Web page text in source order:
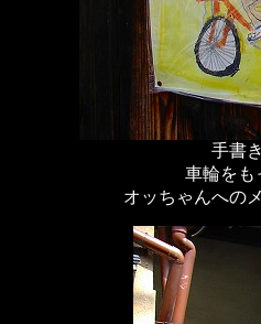
手書
車輪を
オッちゃんへの